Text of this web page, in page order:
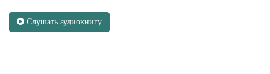
Слушать аудиокнигу